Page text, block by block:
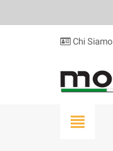
Chi Siamo
view_headline